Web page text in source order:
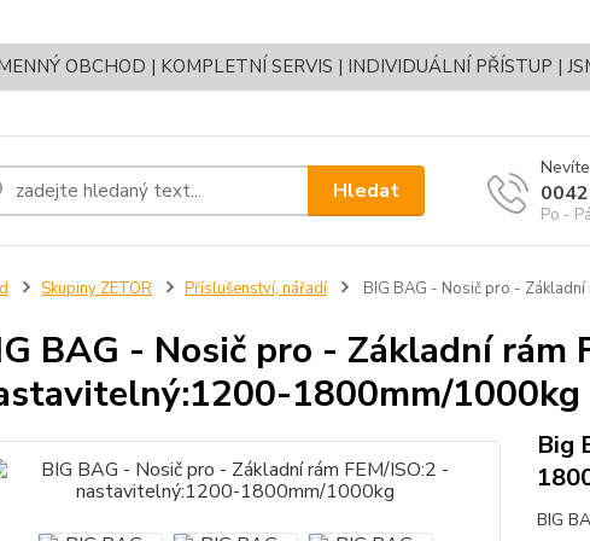
OBCHOD | KOMPLETNÍ SERVIS | INDIVIDUÁLNÍ PŘÍSTUP |
Hledat
Po -
Skupiny ZETOR Příslušenství, nářadí BIG BAG - Nosič pro -
BAG - Nosič pro - Základní rám
1800mm/1000kg
Big
BIG